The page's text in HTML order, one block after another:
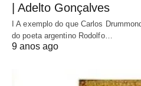
| Adelto Gonçalves
I A exemplo do que Carlos
do poeta argentino Rodolfo…
9 anos ago